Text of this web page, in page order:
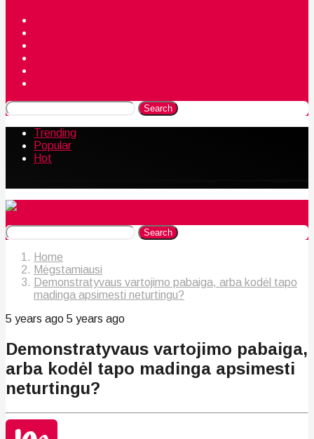
Search
Trending
Popular
Hot
Search
Home
Mėgstamiausi
Demonstratyvaus vartojimo pabaiga, arba kodėl tapo
madinga apsimesti neturtingu?
5 years ago 5 years ago
Demonstratyvaus vartojimo pabaiga,
arba kodėl tapo madinga apsimesti
neturtingu?